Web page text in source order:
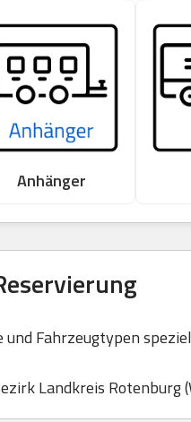
Anhänger
Fahrzeugtypen
Landkreis Rotenburg